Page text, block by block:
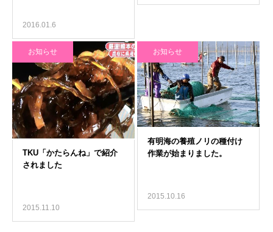
2016.01.6
お知らせ
2015.11.10
お知らせ
2015.10.16